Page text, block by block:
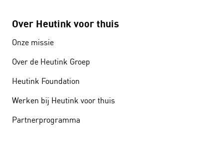
Over Heutink voor thuis
Onze missie
Over de Heutink Groep
Heutink Foundation
Werken bij Heutink voor thuis
Partnerprogramma